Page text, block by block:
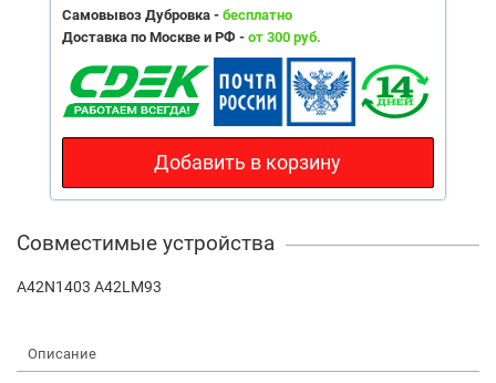
Самовывоз Дубровка - бесплатно
Доставка по Москве и РФ - от 300 руб.
Добавить в корзину
Совместимые устройства
A42N1403 A42LM93
Описание